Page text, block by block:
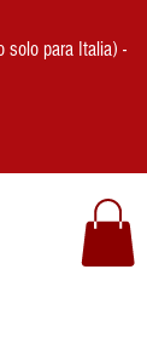
solo para Italia) -